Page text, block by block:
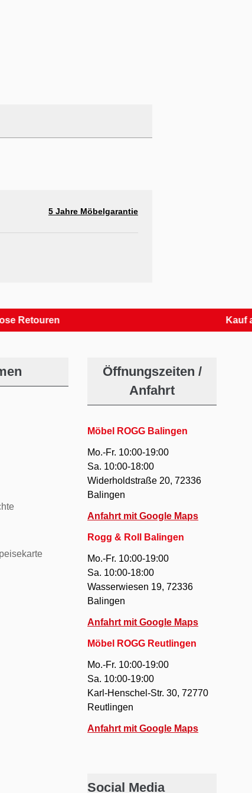
5 Jahre Möbelgarantie
Kauf auf
Öffnungszeiten /
Anfahrt
Möbel ROGG Balingen
Mo.-Fr. 10:00-19:00
Sa. 10:00-18:00
Widerholdstraße 20, 72336
Balingen
Anfahrt mit Google Maps
Rogg & Roll Balingen
Mo.-Fr. 10:00-19:00
Sa. 10:00-18:00
Wasserwiesen 19, 72336
Balingen
Anfahrt mit Google Maps
Möbel ROGG Reutlingen
Mo.-Fr. 10:00-19:00
Sa. 10:00-19:00
Karl-Henschel-Str. 30, 72770
Reutlingen
Anfahrt mit Google Maps
Social Media